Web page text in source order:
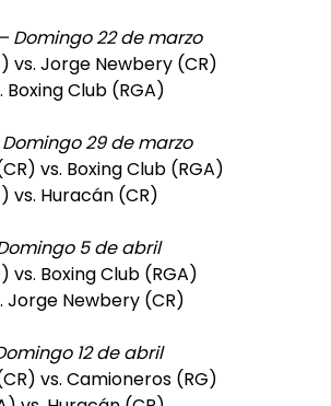
Domingo 22 de marzo
vs. Jorge Newbery (CR)
Club (RGA)
29 de marzo
vs. Boxing Club (RGA)
vs. Huracán (CR)
5 de abril
vs. Boxing Club (RGA)
Jorge Newbery (CR)
12 de abril
vs. Camioneros (RG)